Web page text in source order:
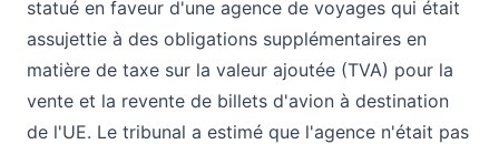
statué en faveur d'une agence de voyages qui était
assujettie à des obligations supplémentaires en
matière de taxe sur la valeur ajoutée (TVA) pour la
vente et la revente de billets d'avion à destination
de l'UE. Le tribunal a estimé que l'agence n'était pas